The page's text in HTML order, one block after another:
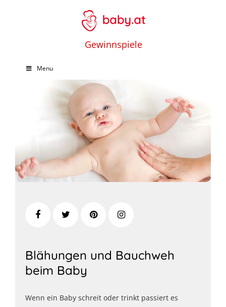
Gewinnspiele
Menu
Blähungen und Bauchweh
beim Baby
Wenn ein Baby schreit oder trinkt passiert es